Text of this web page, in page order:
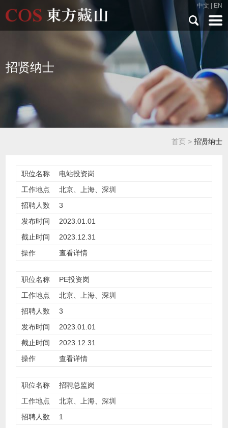
中文 EN
招贤纳士
首页> 招贤纳士
电站投资岗
北京、上海、深圳
3
2023.01.01
2023.12.31
查看详情
PE投资岗
北京、上海、深圳
3
2023.01.01
2023.12.31
查看详情
招聘总监岗
北京、上海、深圳
1